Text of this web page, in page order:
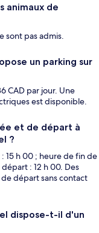
animaux de
sont pas admis.
un parking sur
CAD par jour. Une
est disponible.
et de départ à
?
15 h 00 ; heure de fin de
: 12 h 00. Des
départ sans contact
dispose-t-il d'un